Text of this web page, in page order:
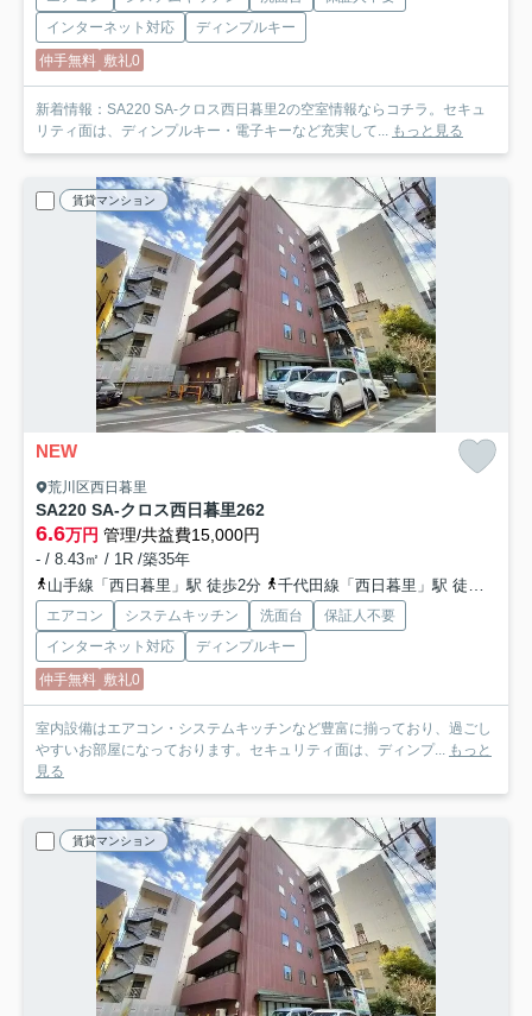
インターネット対応
ディンプルキー
仲手無料 敷礼0
新着情報：SA220 SA-クロス西日暮里2の空室情報ならコチラ。セキュ
リティ面は、ディンプルキー・電子キーなど充実して... もっと見る
賃貸マンション
NEW
荒川区西日暮里
SA220 SA-クロス西日暮里262
6.6万円 管理/共益費15,000円
- / 8.43㎡ / 1R /築35年
山手線「西日暮里」駅 徒歩2分
千代田線「西日暮里」駅 徒歩2分
エアコン システムキッチン 洗面台
保証人不要
インターネット対応
ディンプルキー
仲手無料 敷礼0
室内設備はエアコン・システムキッチンなど豊富に揃っており、過ごし
やすいお部屋になっております。セキュリティ面は、ディンプ... もっと
見る
賃貸マンション